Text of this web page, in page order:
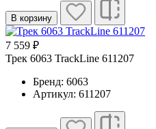
В корзину
7 559 ₽
Трек 6063 TrackLine 611207
Бренд: 6063
Артикул: 611207